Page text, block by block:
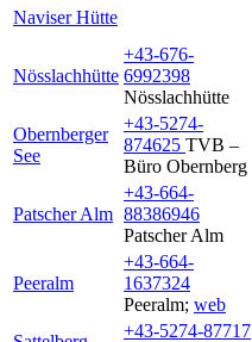
Naviser Hütte
Nösslachhütte
+43-676-
6992398
Nösslachhütte
Obernberger
See
+43-5274-
874625 TVB –
Büro Obernberg
Patscher Alm
+43-664-
88386946
Patscher Alm
Peeralm
+43-664-
1637324
Peeralm; web
+43-5274-87717